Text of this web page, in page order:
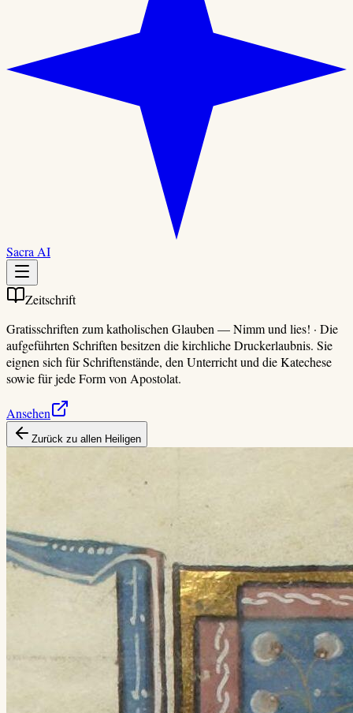
Sacra AI
Zeitschrift
Gratisschriften zum katholischen Glauben —Nimm und lies! · Die
aufgeführten Schriften besitzen die kirchliche Druckerlaubnis. Sie
eignen sich für Schriftenstände, den Unterricht und die Katechese
sowie für jede Form von Apostolat.
Ansehen
Zurück zu allen Heiligen